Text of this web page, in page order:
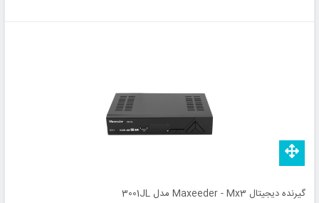
گیرنده دیجیتال Maxeeder - Mx3 مدل 3001JL